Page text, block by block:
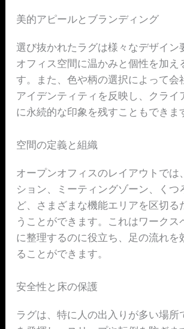
美的アピールとブランディング
選び抜かれたラグは様々なデザイン
オフィス空間に温かみと個性を加え
す。また、色や柄の選択によって会
アイデンティティを反映し、クライ
に永続的な印象を残すこともできま
空間の定義と組織
オープンオフィスのレイアウトでは
ション、ミーティングゾーン、くつ
ど、さまざまな機能エリアを区切る
うことができます。これはワークス
に整理するのに役立ち、足の流れを
ることができます。
安全性と床の保護
ラグは、特に人の出入りが多い場所